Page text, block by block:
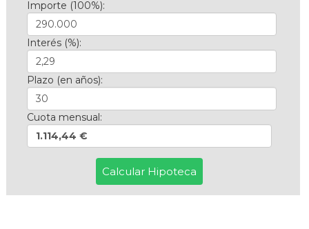
Importe (100%):
Interés (%):
Plazo (en años):
Cuota mensual:
1.114,44 €